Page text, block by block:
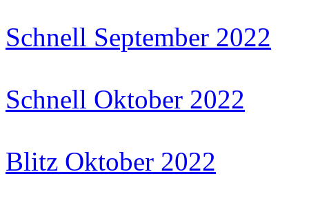
Schnell September 2022
Schnell Oktober 2022
Blitz Oktober 2022